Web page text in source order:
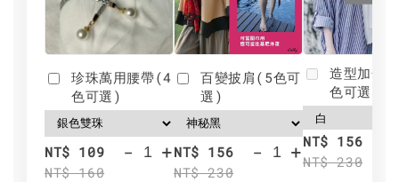
珍珠萬用腰帶(4
色可選)
NT$ 109
NT$ 160
- +
百變披肩(5色可
選)
NT$ 156
NT$ 230
- +
造型加分
色可選)
NT$ 156
NT$ 230